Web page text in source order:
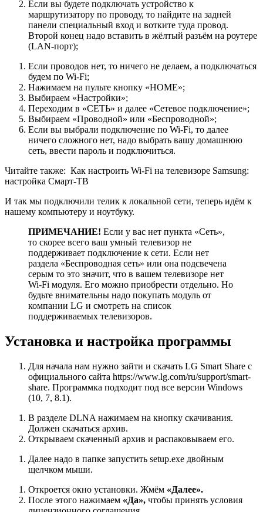
Если вы будете подключать устройство к
маршрутизатору по проводу, то найдите на задней
панели специальный вход и вотките туда провод.
Второй конец надо вставить в жёлтый разъём на роутере
(LAN-порт);
Если проводов нет, то ничего не делаем, а подключаться
будем по Wi-Fi;
Нажимаем на пульте кнопку «HOME»;
Выбираем «Настройки»;
Переходим в «СЕТЬ» и далее «Сетевое подключение»;
Выбираем «Проводной» или «Беспроводной»;
Если вы выбрали подключение по Wi-Fi, то далее
ничего сложного нет, надо выбрать вашу домашнюю
сеть, ввести пароль и подключиться.
Читайте также: Как настроить Wi-Fi на телевизоре Samsung:
настройка Смарт-ТВ
И так мы подключили телик к локальной сети, теперь идём к
нашему компьютеру и ноутбуку.
ПРИМЕЧАНИЕ! Если у вас нет пункта «Сеть»,
то скорее всего ваш умный телевизор не
поддерживает подключение к сети. Если нет
раздела «Беспроводная сеть» или она подсвечена
серым то это значит, что в вашем телевизоре нет
Wi-Fi модуля. Его можно приобрести отдельно. Но
будьте внимательны надо покупать модуль от
компании LG и смотреть на список
поддерживаемых телевизоров.
Установка и настройка программы
Для начала нам нужно зайти и скачать LG Smart Share с
официального сайта https://www.lg.com/ru/support/smart-
share. Программка подходит под все версии Windows
(10, 7, 8.1).
В разделе DLNA нажимаем на кнопку скачивания.
Должен скачаться архив.
Открываем скаченный архив и распаковываем его.
Далее надо в папке запустить setup.exe двойным
щелчком мыши.
Откроется окно установки. Жмём «Далее».
После этого нажимаем «Да», чтобы принять условия